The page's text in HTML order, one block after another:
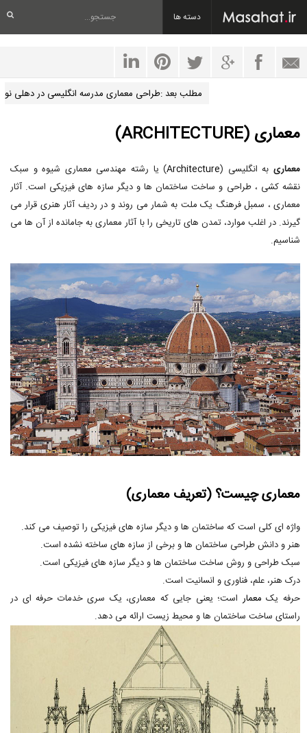
دسته ها
مطلب بعد :طراحی معماری مدرسه انگلیسی در دهلی نو
معماری (ARCHITECTURE)
معماریبه انگلیسی (Architecture) یا رشته مهندسی معماری شیوه و سبک
نقشه کشی ، طراحی و ساخت ساختمان ها و دیگر سازه های فیزیکی است. آثار
معماری ، سمبل فرهنگ یک ملت به شمار می روند و در ردیف آثار هنری قرار می
گیرند. در اغلب موارد، تمدن های تاریخی را با آثار معماری به جامانده از آن ها می
شناسیم.
معماری چیست؟ (تعریف معماری)
واژه ای کلی است که ساختمان ها و دیگر سازه های فیزیکی را توصیف می کند.
هنر و دانش طراحی ساختمان ها و برخی از سازه های ساخته نشده است.
سبک طراحی و روش ساخت ساختمان ها و دیگر سازه های فیزیکی است.
درک هنر، علم، فناوری و انسانیت است.
حرفه یک معمار است؛ یعنی جایی که معماری، یک سری خدمات حرفه ای در
راستای ساخت ساختمان ها و محیط زیست ارائه می دهد.